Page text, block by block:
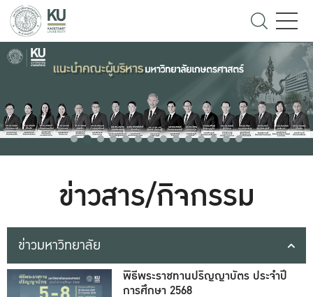
ข่าวสาร/กิจกรรม
ข่าวมหาวิทยาลัย
พิธีพระราชทานปริญญาบัตร ประจำปี
การศึกษา 2568